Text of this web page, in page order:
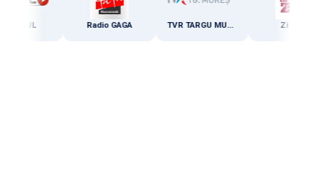
Radio GAGA TVR TARGU MURES